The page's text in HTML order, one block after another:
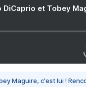
DiCaprio et Tobey
Maguire, c'est lui !